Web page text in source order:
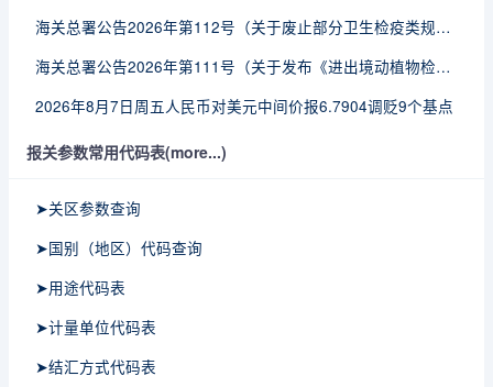
海关总署公告2026年第112号（关于废止部分卫生检疫类规范性文件的公告）
海关总署公告2026年第111号（关于发布《进出境动植物检疫处理监督管理工作规定》《进出境卫生处理监督管理工作规定》的公告）
2026年8月7日周五人民币对美元中间价报6.7904调贬9个基点
报关参数常用代码表(more...)
➤关区参数查询
➤国别（地区）代码查询
➤用途代码表
➤计量单位代码表
➤结汇方式代码表